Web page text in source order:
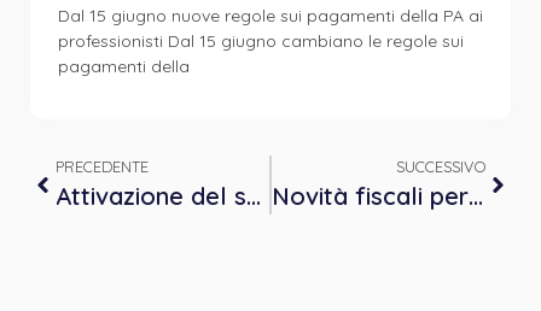
Dal 15 giugno nuove regole sui pagamenti della PA ai
professionisti Dal 15 giugno cambiano le regole sui
pagamenti della
PRECEDENTE
Attivazione del servizio di ricerca nella biblioteca dei test
SUCCESSIVO
Novità fiscali per lo psicologo